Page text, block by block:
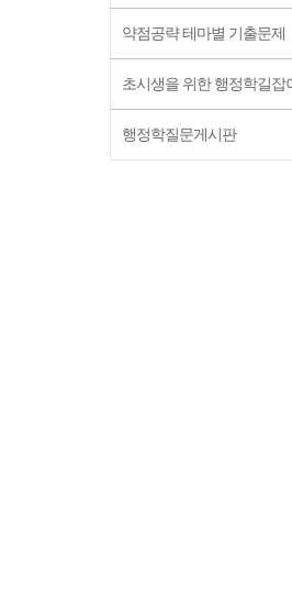
약점공략 테마별 기출문제
초시생을 위한 행정학길잡
행정학질문게시판